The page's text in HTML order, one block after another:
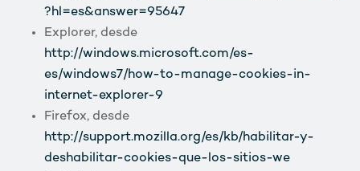
?hl=es&answer=95647
Explorer, desde
http://windows.microsoft.com/es-
es/windows7/how-to-manage-cookies-in-
internet-explorer-9
Firefox, desde
http://support.mozilla.org/es/kb/habilitar-y-
deshabilitar-cookies-que-los-sitios-we